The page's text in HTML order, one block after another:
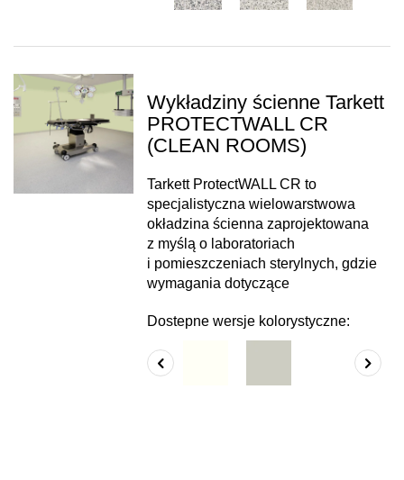
Wykładziny ścienne Tarkett
PROTECTWALL CR
(CLEAN ROOMS)
Tarkett ProtectWALL CR to
specjalistyczna wielowarstwowa
okładzina ścienna zaprojektowana
z myślą o laboratoriach
i pomieszczeniach sterylnych, gdzie
wymagania dotyczące
Dostepne wersje kolorystyczne: